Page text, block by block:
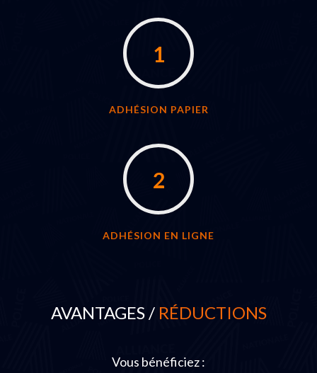
1
ADHÉSION PAPIER
2
ADHÉSION EN LIGNE
AVANTAGES / RÉDUCTIONS
Vous bénéficiez :